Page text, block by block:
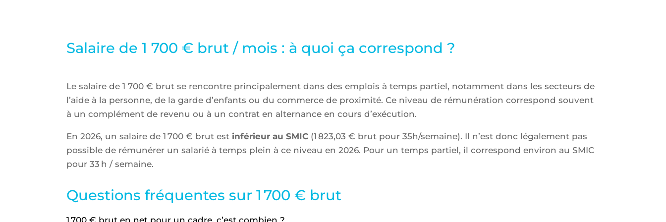
Salaire de 1 700 € brut / mois : à quoi ça correspond ?
Le salaire de 1 700 € brut se rencontre principalement dans des emplois à temps partiel, notamment dans les secteurs de
l’aide à la personne, de la garde d’enfants ou du commerce de proximité. Ce niveau de rémunération correspond souvent
à un complément de revenu ou à un contrat en alternance en cours d’exécution.
En 2026, un salaire de 1 700 € brut est inférieur au SMIC (1 823,03 € brut pour 35h/semaine). Il n’est donc légalement pas
possible de rémunérer un salarié à temps plein à ce niveau en 2026. Pour un temps partiel, il correspond environ au SMIC
pour 33 h / semaine.
Questions fréquentes sur 1 700 € brut